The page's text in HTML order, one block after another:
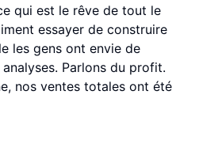
qui est le rêve de tout le
essayer de construire
les gens ont envie de
Parlons du profit.
nos ventes totales ont été